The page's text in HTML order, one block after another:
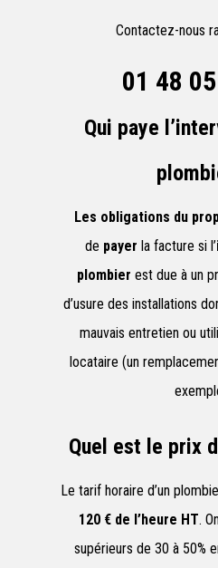
Contactez-nous
01 48
Qui paye
Les obligations du
de payer la facture si l’
plombier est due à un
d’usure des installations
mauvais entretien ou
locataire (un
Quel est le prix
Le tarif horaire d’un
120 € de l’heure HT.
supérieurs de 30 à 50%